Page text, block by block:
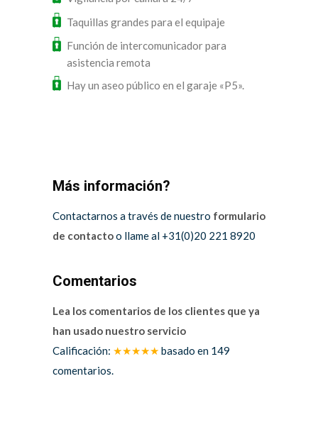
Taquillas grandes para el equipaje
Función de intercomunicador para
asistencia remota
Hay un aseo público en el garaje «P5».
Más información?
Contactarnos a través de nuestro formulario
de contactoo llame al +31(0)20 221 8920
Comentarios
Lea los comentarios de los clientes que ya
han usado nuestro servicio
Calificación: ★★★★★ basado en 149
comentarios.